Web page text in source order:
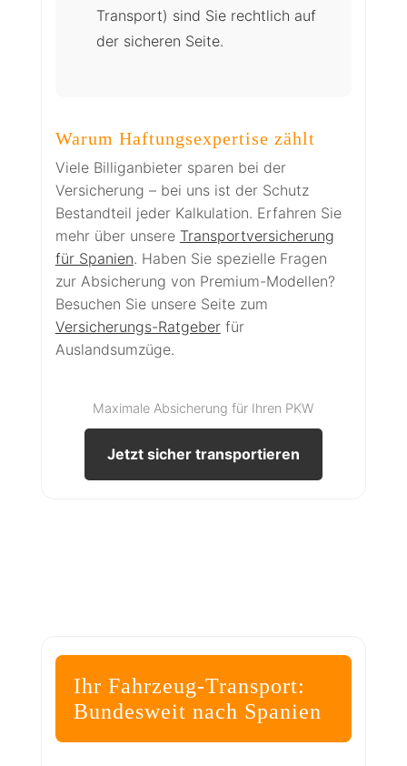
Transport) sind Sie rechtlich auf
der sicheren Seite.
Warum Haftungsexpertise zählt
Viele Billiganbieter sparen bei der
Versicherung – bei uns ist der Schutz
Bestandteil jeder Kalkulation. Erfahren Sie
mehr über unsere Transportversicherung
für Spanien. Haben Sie spezielle Fragen
zur Absicherung von Premium-Modellen?
Besuchen Sie unsere Seite zum
Versicherungs-Ratgeberfür
Auslandsumzüge.
Maximale Absicherung für Ihren PKW
Jetzt sicher transportieren
Ihr Fahrzeug-Transport:
Bundesweit nach Spanien